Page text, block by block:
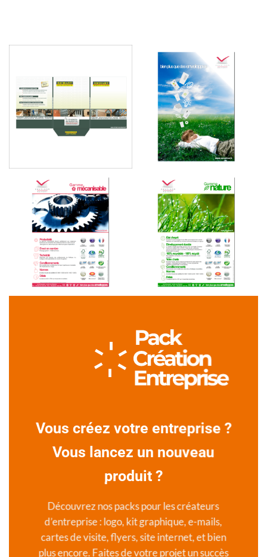
Vous créez votre entreprise ?
Vous lancez un nouveau
produit ?
Découvrez nos packs pour les créateurs
d’entreprise : logo, kit graphique, e-mails,
cartes de visite, flyers, site internet, et bien
plus encore. Faites de votre projet un succès